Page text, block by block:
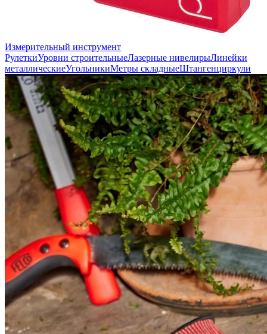
Измерительный инструмент
РулеткиУровни строительныеЛазерные нивелирыЛинейки
металлическиеУгольникиМетры складныеШтангенциркули